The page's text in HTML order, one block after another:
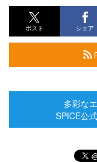
ポスト シェア
多彩な
SPICE公